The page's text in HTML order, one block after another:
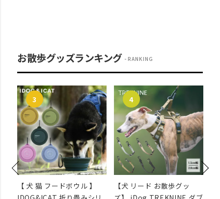
お散歩グッズランキング RANKING
【 犬 猫 フードボウル 】
【犬 リード お散歩グッ